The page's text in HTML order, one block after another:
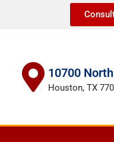
10700
Houston, TX